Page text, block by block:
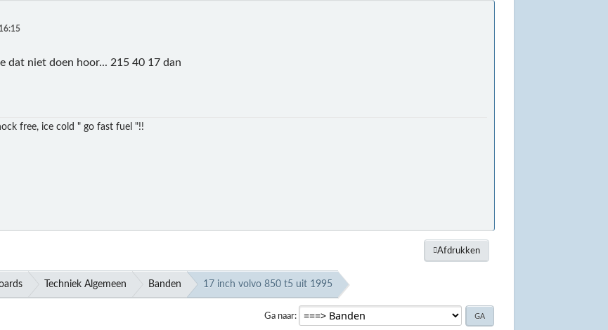
dat niet doen hoor... 215 40 17 dan
free, ice cold " go fast fuel "!!
Afdrukken
Techniek Algemeen Banden 17 inch volvo 850 t5 uit 1995
Ga naar